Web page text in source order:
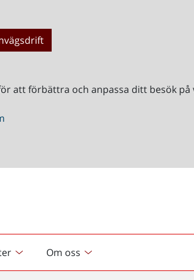
att förbättra och anpassa ditt besök
Om oss